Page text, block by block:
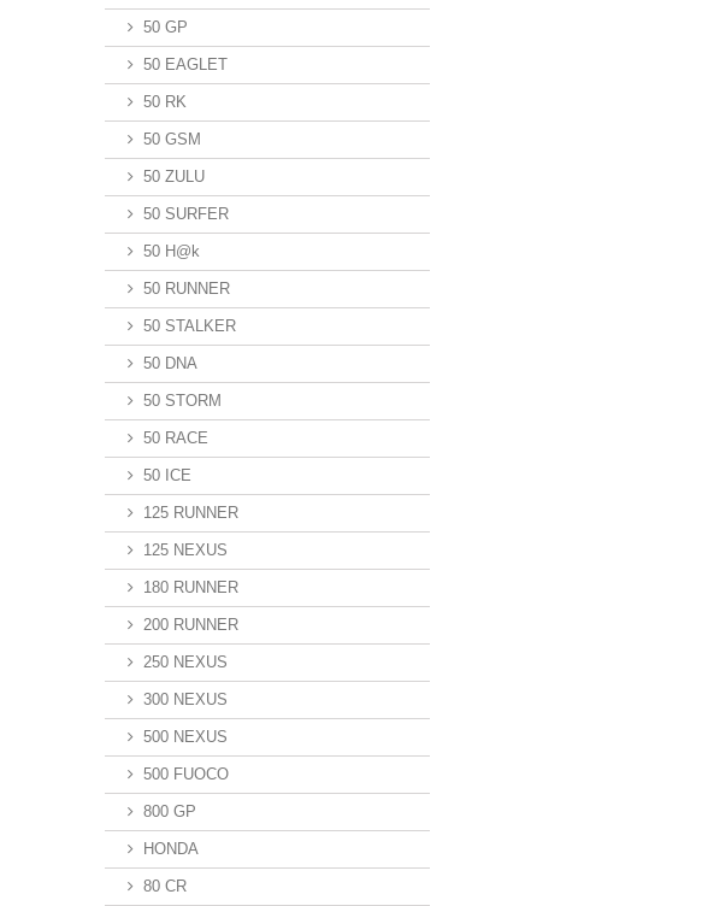
50 GP
50 EAGLET
50 RK
50 GSM
50 ZULU
50 SURFER
50 H@k
50 RUNNER
50 STALKER
50 DNA
50 STORM
50 RACE
50 ICE
125 RUNNER
125 NEXUS
180 RUNNER
200 RUNNER
250 NEXUS
300 NEXUS
500 NEXUS
500 FUOCO
800 GP
HONDA
80 CR